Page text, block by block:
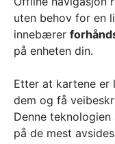
uten behov for en
innebærer
på enheten din.
Etter at kartene er
dem og få
Denne
på de mest